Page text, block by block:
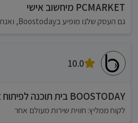
PCMARKET מיחשוב אישי
גם העסק שלנו מופיע בBoostoday, ואנחנו פתוחים :)
10.0
BOOSTODAY בית תוכנה לפיתוח אתרים
לקוח ממליץ: חווית שירות מעולם אחר